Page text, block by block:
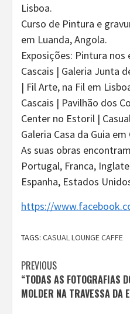
Lisboa.
Curso de Pintura e
em Luanda, Angola.
Exposições: Pintura nos
Cascais | Galeria Junta
| Fil Arte, na Fil em
Cascais | Pavilhão dos
Center no Estoril |
Galeria Casa da Guia em
As suas obras
Portugal, Franca,
Espanha, Estados
https://
TAGS: CASUAL LOUNGE CAFFE
Continue
Reading
PREVIOUS
“TODAS AS FOTOGRAFIAS
MOLDER NA TRAVESSA DA